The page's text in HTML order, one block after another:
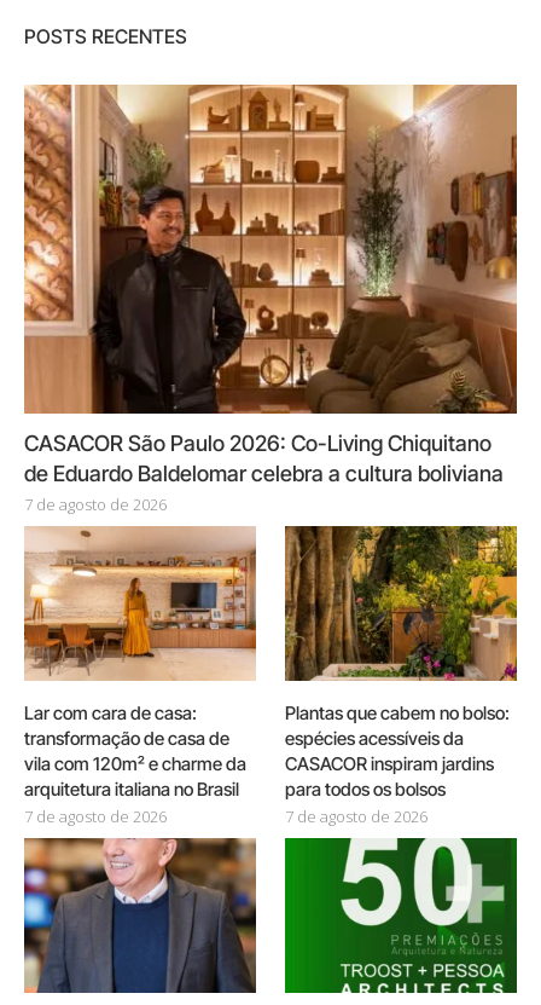
POSTS RECENTES
CASACOR São Paulo 2026: Co-Living Chiquitano
de Eduardo Baldelomar celebra a cultura boliviana
7 de agosto de 2026
Lar com cara de casa:
transformação de casa de
vila com 120m² e charme da
arquitetura italiana no Brasil
7 de agosto de 2026
Plantas que cabem no bolso:
espécies acessíveis da
CASACOR inspiram jardins
para todos os bolsos
7 de agosto de 2026